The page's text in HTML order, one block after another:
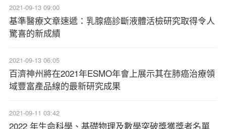
2021-09-13 09:00
基準醫療文章速遞：乳腺癌診斷液體活檢研究取得令人
驚喜的新成績
2021-09-13 06:05
百濟神州將在2021年ESMO年會上展示其在肺癌治療領
域豐富產品線的最新研究成果
2021-09-11 03:42
2022 年生命科學、基礎物理及數學突破獎獲獎者名單